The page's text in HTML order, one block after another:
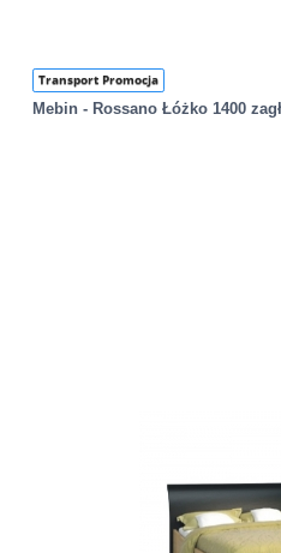
Transport Promocja
Mebin - Rossano Łóżko 1400